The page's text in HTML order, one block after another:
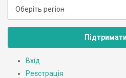
Вхід
Реєстрація